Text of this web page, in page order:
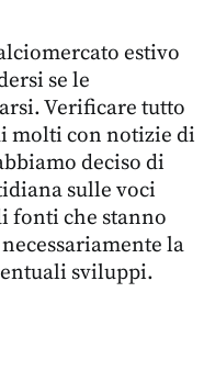
estivo
se le
Verificare tutto
molti con notizie di
deciso di
sulle voci
fonti che stanno
la
sviluppi.